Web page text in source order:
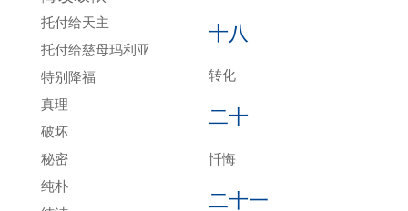
托付给天主
托付给慈母玛利亚
特别降福
真理
破坏
秘密
纯朴
十八
转化
二十
忏悔
二十一